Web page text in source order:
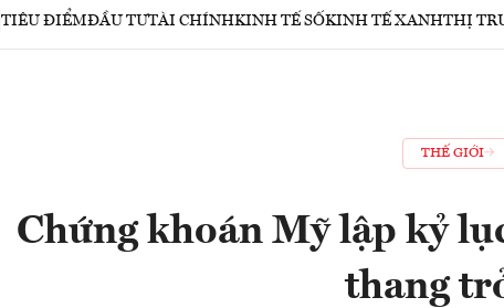
TIÊU ĐIỂMĐẦU TƯTÀI CHÍNHKINH TẾ SỐKINH TẾ XANHTHỊ
THẾ GIỚI
Chứng khoán Mỹ lập kỷ
thang